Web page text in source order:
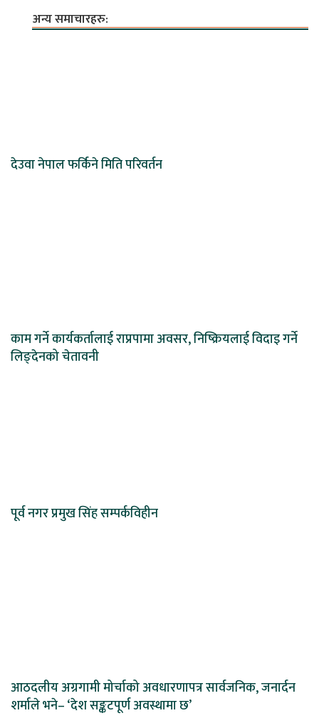
अन्य समाचारहरु:
देउवा नेपाल फर्किने मिति परिवर्तन
काम गर्ने कार्यकर्तालाई राप्रपामा अवसर, निष्क्रियलाई विदाइ गर्ने
लिङ्देनको चेतावनी
पूर्व नगर प्रमुख सिंह सम्पर्कविहीन
आठदलीय अग्रगामी मोर्चाको अवधारणापत्र सार्वजनिक, जनार्दन
शर्माले भने– ‘देश सङ्कटपूर्ण अवस्थामा छ’